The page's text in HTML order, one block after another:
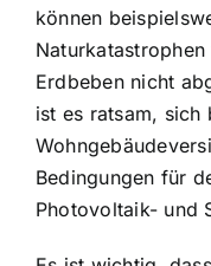
können
Erdbeben nicht
ist es ratsam, sich
Bedingungen für
Photovoltaik- und